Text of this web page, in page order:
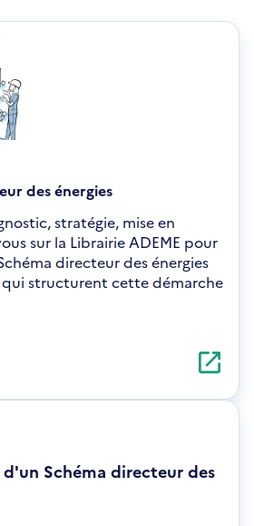
des énergies
stratégie, mise en
sur la Librairie ADEME pour
directeur des énergies
qui structurent cette démarche
Schéma directeur des